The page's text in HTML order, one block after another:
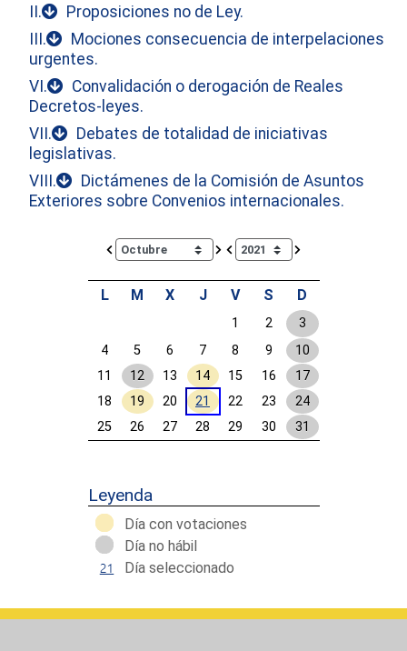
II.
Proposiciones no de Ley.
III.
Mociones consecuencia de interpelaciones
urgentes.
VI.
Convalidación o derogación de Reales
Decretos-leyes.
VII.
Debates de totalidad de iniciativas
legislativas.
VIII.
Dictámenes de la Comisión de Asuntos
Exteriores sobre Convenios internacionales.
Calendar io de actividades. Doce Legislatura
L M X J V S D
1 2
3
4
5 6 7 8 9
10
11
12 13 14 15 16
17
18
19 20 21 22 23
24
25
26 27 28 29 30 31
Leyenda
Día con votaciones
Día no hábil
Día seleccionado